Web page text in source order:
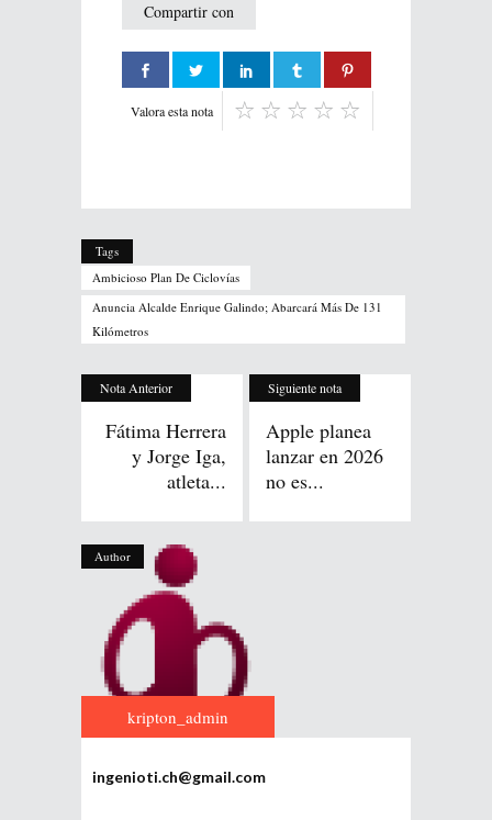
Compartir con
Valora esta nota
Tags
Ambicioso Plan De Ciclovías
Anuncia Alcalde Enrique Galindo; Abarcará Más De 131
Kilómetros
Nota Anterior
Fátima Herrera
y Jorge Iga,
atleta...
Siguiente nota
Apple planea
lanzar en 2026
no es...
Author
kripton_admin
ingenioti.ch@gmail.com